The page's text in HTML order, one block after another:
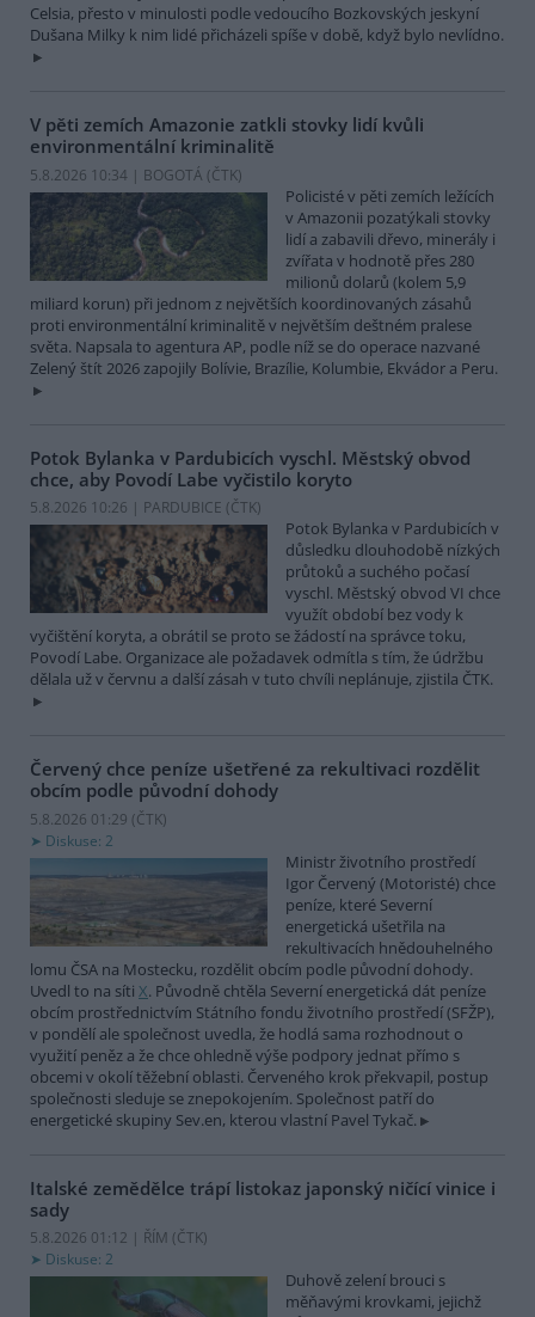
Celsia, přesto v minulosti podle vedoucího Bozkovských jeskyní
Dušana Milky k nim lidé přicházeli spíše v době, když bylo nevlídno.
V pěti zemích Amazonie zatkli stovky lidí kvůli
environmentální kriminalitě
5.8.2026 10:34 | BOGOTÁ (ČTK)
Policisté v pěti zemích ležících
v Amazonii pozatýkali stovky
lidí a zabavili dřevo, minerály i
zvířata v hodnotě přes 280
milionů dolarů (kolem 5,9
miliard korun) při jednom z největších koordinovaných zásahů
proti environmentální kriminalitě v největším deštném pralese
světa. Napsala to agentura AP, podle níž se do operace nazvané
Zelený štít 2026 zapojily Bolívie, Brazílie, Kolumbie, Ekvádor a Peru.
Potok Bylanka v Pardubicích vyschl. Městský obvod
chce, aby Povodí Labe vyčistilo koryto
5.8.2026 10:26 | PARDUBICE (ČTK)
Potok Bylanka v Pardubicích v
důsledku dlouhodobě nízkých
průtoků a suchého počasí
vyschl. Městský obvod VI chce
využít období bez vody k
vyčištění koryta, a obrátil se proto se žádostí na správce toku,
Povodí Labe. Organizace ale požadavek odmítla s tím, že údržbu
dělala už v červnu a další zásah v tuto chvíli neplánuje, zjistila ČTK.
Červený chce peníze ušetřené za rekultivaci rozdělit
obcím podle původní dohody
5.8.2026 01:29 (ČTK)
Diskuse: 2
Ministr životního prostředí
Igor Červený (Motoristé) chce
peníze, které Severní
energetická ušetřila na
rekultivacích hnědouhelného
lomu ČSA na Mostecku, rozdělit obcím podle původní dohody.
Uvedl to na síti X. Původně chtěla Severní energetická dát peníze
obcím prostřednictvím Státního fondu životního prostředí (SFŽP),
v pondělí ale společnost uvedla, že hodlá sama rozhodnout o
využití peněz a že chce ohledně výše podpory jednat přímo s
obcemi v okolí těžební oblasti. Červeného krok překvapil, postup
společnosti sleduje se znepokojením. Společnost patří do
energetické skupiny Sev.en, kterou vlastní Pavel Tykač.
Italské zemědělce trápí listokaz japonský ničící vinice i
sady
5.8.2026 01:12 | ŘÍM (ČTK)
Diskuse: 2
Duhově zelení brouci s
měňavými krovkami, jejichž